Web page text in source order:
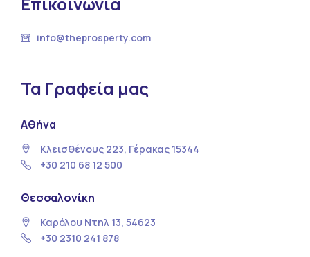
info@theprosperty.com
Τα Γραφεία μας
Αθήνα
Κλεισθένους 223, Γέρακας 15344
+30 210 68 12 500
Θεσσαλονίκη
Καρόλου Ντηλ 13, 54623
+30 2310 241 878